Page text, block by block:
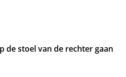
de stoel van de rechter gaan